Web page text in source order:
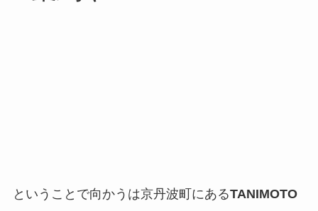
ということで向かうは京丹波町にあるTANIMOTO